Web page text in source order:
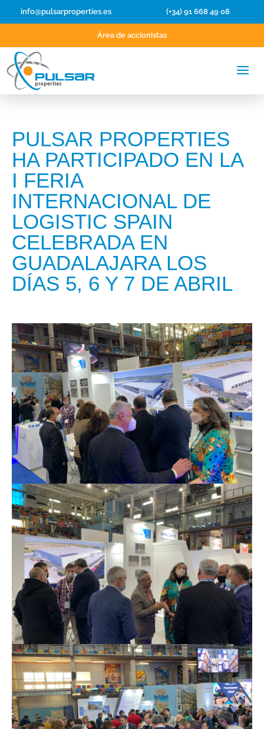
info@pulsarproperties.es (+34) 91 668 49 08
Área de accionistas
PULSAR PROPERTIES
HA PARTICIPADO EN LA
I FERIA
INTERNACIONAL DE
LOGISTIC SPAIN
CELEBRADA EN
GUADALAJARA LOS
DÍAS 5, 6 Y 7 DE ABRIL